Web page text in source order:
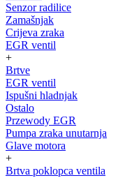
Senzor radilice
Zamašnjak
Crijeva zraka
EGR ventil
+
Brtve
EGR ventil
Ispušni hladnjak
Ostalo
Przewody EGR
Pumpa zraka unutarnja
Glave motora
+
Brtva poklopca ventila